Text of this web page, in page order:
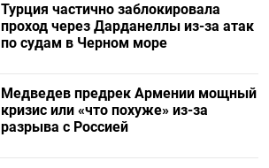
Турция частично заблокировала
проход через Дарданеллы из-за атак
по судам в Черном море
Медведев предрек Армении мощный
кризис или «что похуже» из-за
разрыва с Россией